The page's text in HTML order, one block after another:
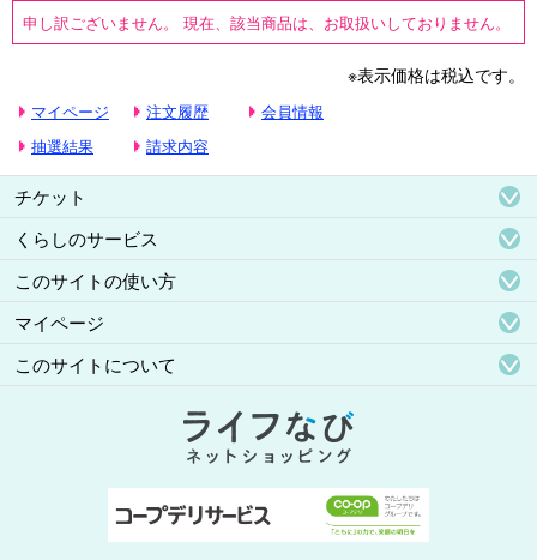
申し訳ございません。 現在、該当商品は、お取扱いしておりません。
※表示価格は税込です。
マイページ 注文履歴
会員情報
抽選結果
請求内容
チケット
くらしのサービス
このサイトの使い方
マイページ
このサイトについて